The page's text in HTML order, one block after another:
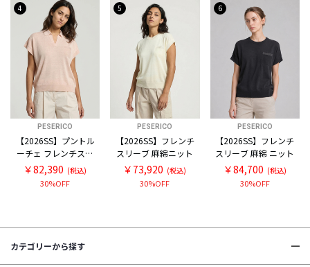
4
PESERICO
【2026SS】プントル
ーチェ フレンチスリ
ーブ スキッパー麻綿
ニット
￥82,390 (税込)
30%OFF
5
PESERICO
【2026SS】フレンチ
スリーブ 麻綿ニット
￥73,920 (税込)
30%OFF
6
PESERICO
【2026SS】フレンチ
スリーブ 麻綿 ニット
￥84,700 (税込)
30%OFF
カテゴリーから探す